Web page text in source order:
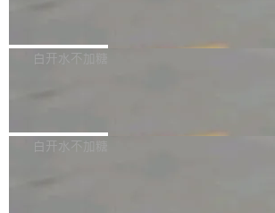
不得生成涉及安全性的关键变更，除非作者本身
36个月。 公告显示，本次宇树科技战略配售对
员工参与设立的专项资产管理计划。其中，Dee
Bug fixes and enhancements 修复多次传递同
一个回归问题，该问题导致拉取镜像时会拒绝包
白开水不加糖
e 孵化器项目管理委员会（IPMC）投票中获得
白开水不加糖